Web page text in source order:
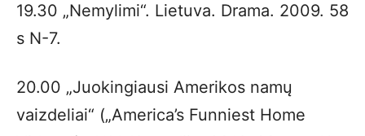
19.30 „Nemylimi“. Lietuva. Drama. 2009. 58
s N-7.
20.00 „Juokingiausi Amerikos namų
vaizdeliai“ („America’s Funniest Home